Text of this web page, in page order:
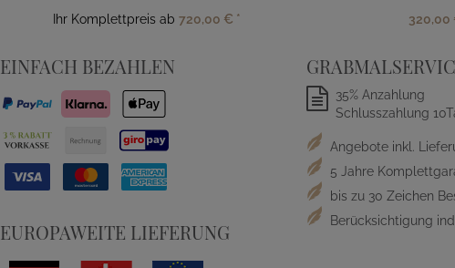
Ihr Komplettpreis ab 720,00 € * 320,00
EINFACH BEZAHLEN
EUROPAWEITE LIEFERUNG
35% Anzahlung
Schlusszahlung
Angebote inkl.
5 Jahre
bis zu 30 Zeichen
Berücksichtigung